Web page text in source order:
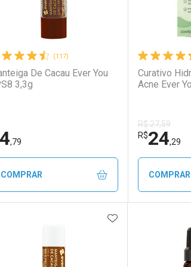
(117)
De Cacau Ever You
3,3g
4,79
COMPRAR
FECHAR
FECHAR
Menos
Curativo
Acne Ever
R$ 27,59
R$24,29
COMPRAR
Por
ADICIONAR AOS